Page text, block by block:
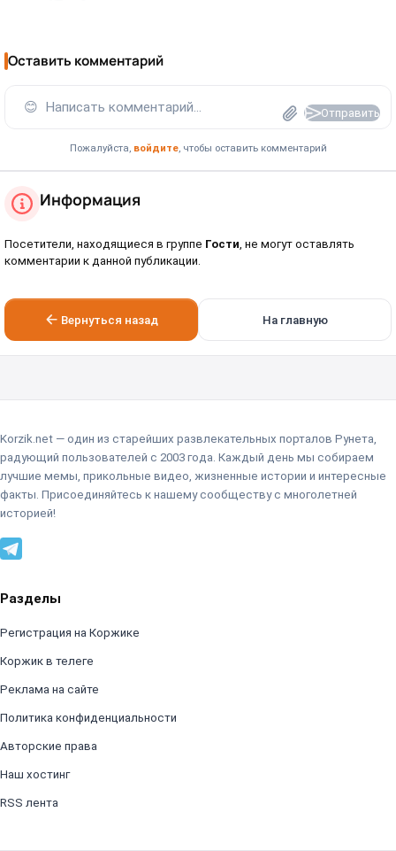
Оставить комментарий
😊 Написать комментарий... Отправить
Пожалуйста, войдите, чтобы оставить комментарий
Информация
Посетители, находящиеся в группе Гости, не могут оставлять
комментарии к данной публикации.
Вернуться назад На главную
Korzik.net — один из старейших развлекательных порталов Рунета,
радующий пользователей с 2003 года. Каждый день мы собираем
лучшие мемы, прикольные видео, жизненные истории и интересные
факты. Присоединяйтесь к нашему сообществу с многолетней
историей!
Разделы
Регистрация на Коржике
Коржик в телеге
Реклама на сайте
Политика конфиденциальности
Авторские права
Наш хостинг
RSS лента